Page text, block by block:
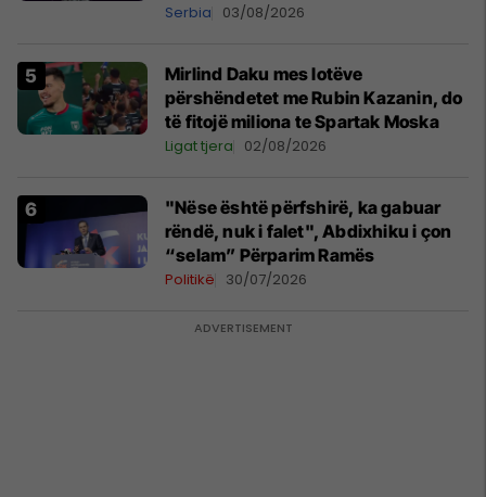
shpall gjendjen e luftës
Serbia 03/08/2026
Mirlind Daku mes lotëve
përshëndetet me Rubin Kazanin, do
të fitojë miliona te Spartak Moska
Ligat tjera 02/08/2026
"Nëse është përfshirë, ka gabuar
rëndë, nuk i falet", Abdixhiku i çon
“selam” Përparim Ramës
Politikë 30/07/2026